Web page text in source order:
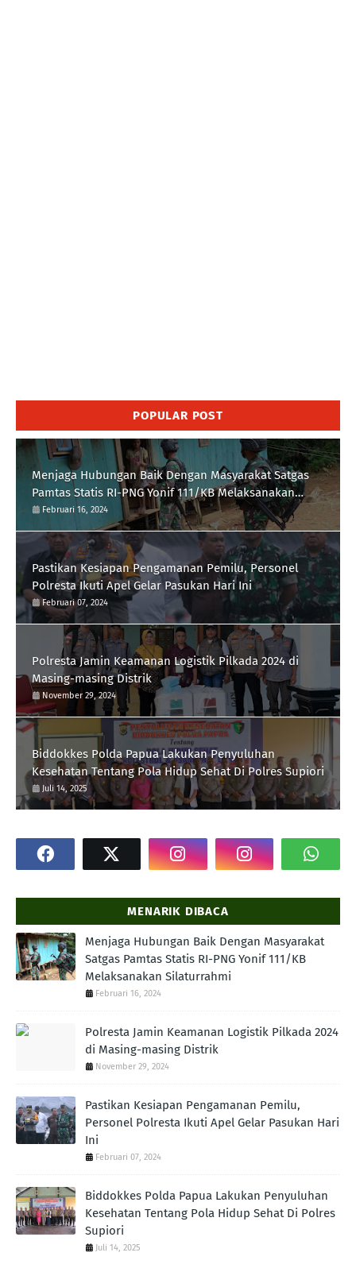
POPULAR POST
Menjaga Hubungan Baik Dengan Masyarakat Satgas
Pamtas Statis RI-PNG Yonif 111/KB Melaksanakan
Silaturrahmi
Februari 16, 2024
Pastikan Kesiapan Pengamanan Pemilu, Personel
Polresta Ikuti Apel Gelar Pasukan Hari Ini
Februari 07, 2024
Polresta Jamin Keamanan Logistik Pilkada 2024 di
Masing-masing Distrik
November 29, 2024
Biddokkes Polda Papua Lakukan Penyuluhan
Kesehatan Tentang Pola Hidup Sehat Di Polres Supiori
Juli 14, 2025
MENARIK DIBACA
Menjaga Hubungan Baik Dengan Masyarakat
Satgas Pamtas Statis RI-PNG Yonif 111/KB
Melaksanakan Silaturrahmi
Februari 16, 2024
Polresta Jamin Keamanan Logistik Pilkada 2024
di Masing-masing Distrik
November 29, 2024
Pastikan Kesiapan Pengamanan Pemilu,
Personel Polresta Ikuti Apel Gelar Pasukan Hari
Ini
Februari 07, 2024
Biddokkes Polda Papua Lakukan Penyuluhan
Kesehatan Tentang Pola Hidup Sehat Di Polres
Supiori
Juli 14, 2025